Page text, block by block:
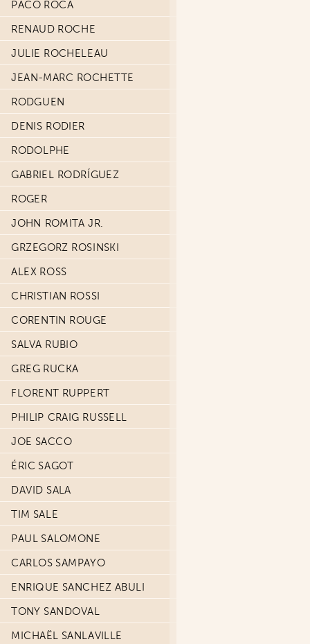
PACO ROCA
RENAUD ROCHE
JULIE ROCHELEAU
JEAN-MARC ROCHETTE
RODGUEN
DENIS RODIER
RODOLPHE
GABRIEL RODRÍGUEZ
ROGER
JOHN ROMITA JR.
GRZEGORZ ROSINSKI
ALEX ROSS
CHRISTIAN ROSSI
CORENTIN ROUGE
SALVA RUBIO
GREG RUCKA
FLORENT RUPPERT
PHILIP CRAIG RUSSELL
JOE SACCO
ÉRIC SAGOT
DAVID SALA
TIM SALE
PAUL SALOMONE
CARLOS SAMPAYO
ENRIQUE SANCHEZ ABULI
TONY SANDOVAL
MICHAËL SANLAVILLE